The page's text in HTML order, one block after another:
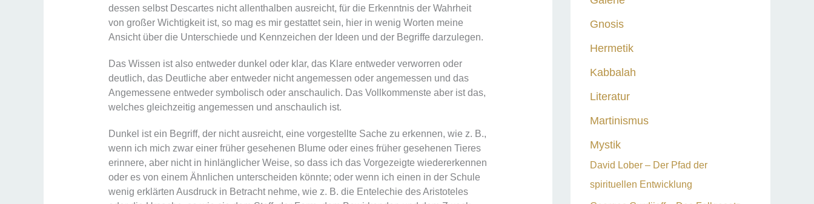
dessen selbst Descartes nicht allenthalben ausreicht, für die Erkenntnis der Wahrheit
von großer Wichtigkeit ist, so mag es mir gestattet sein, hier in wenig Worten meine
Ansicht über die Unterschiede und Kennzeichen der Ideen und der Begriffe darzulegen.
Das Wissen ist also entweder dunkel oder klar, das Klare entweder verworren oder
deutlich, das Deutliche aber entweder nicht angemessen oder angemessen und das
Angemessene entweder symbolisch oder anschaulich. Das Vollkommenste aber ist das,
welches gleichzeitig angemessen und anschaulich ist.
Dunkel ist ein Begriff, der nicht ausreicht, eine vorgestellte Sache zu erkennen, wie z. B.,
wenn ich mich zwar einer früher gesehenen Blume oder eines früher gesehenen Tieres
erinnere, aber nicht in hinlänglicher Weise, so dass ich das Vorgezeigte wiedererkennen
oder es von einem Ähnlichen unterscheiden könnte; oder wenn ich einen in der Schule
wenig erklärten Ausdruck in Betracht nehme, wie z. B. die Entelechie des Aristoteles
Gnosis
Hermetik
Kabbalah
Literatur
Martinismus
Mystik
David Lober – Der Pfad der
spirituellen Entwicklung